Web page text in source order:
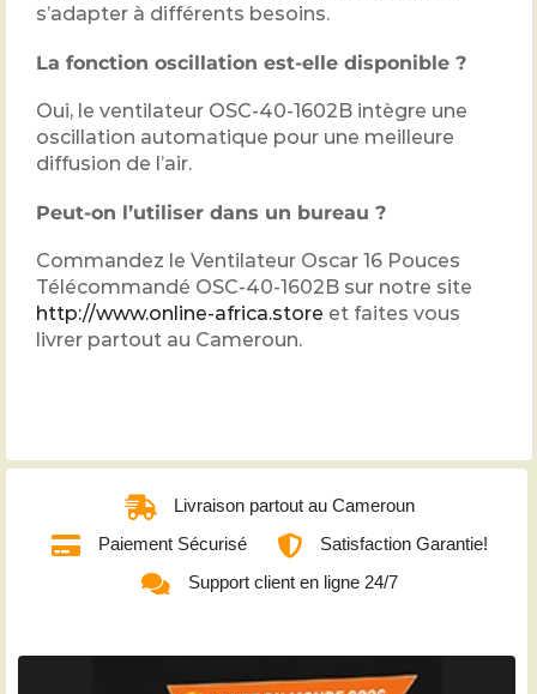
s’adapter à différents besoins.
La fonction oscillation est-elle disponible ?
Oui, le ventilateur OSC-40-1602B intègre une
oscillation automatique pour une meilleure
diffusion de l’air.
Peut-on l’utiliser dans un bureau ?
Commandez le Ventilateur Oscar 16 Pouces
Télécommandé OSC-40-1602B sur notre site
http://www.online-africa.store et faites vous
livrer partout au Cameroun.
Livraison partout au Cameroun
Paiement Sécurisé
Satisfaction Garantie!
Support client en ligne 24/7